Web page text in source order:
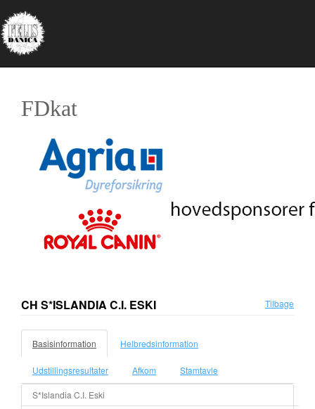
FDkat
CH S*ISLANDIA C.I. ESKI Tilbage
Basisinformation Helbredsinformation
Udstillingsresultater Afkom Stamtavle
S*Islandia C.I. Eski